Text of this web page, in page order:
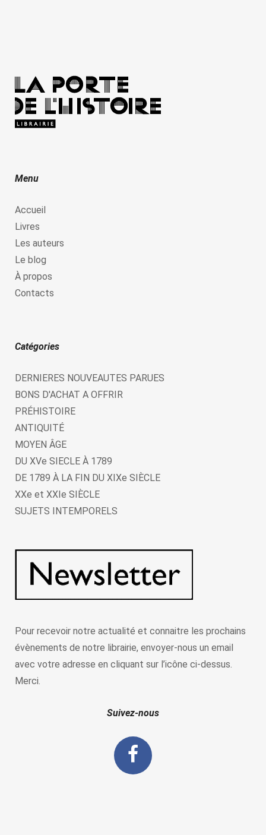
Menu
Accueil
Livres
Les auteurs
Le blog
À propos
Contacts
Catégories
DERNIERES NOUVEAUTES PARUES
BONS D'ACHAT A OFFRIR
PRÉHISTOIRE
ANTIQUITÉ
MOYEN ÂGE
DU XVe SIECLE À 1789
DE 1789 À LA FIN DU XIXe SIÈCLE
XXe et XXIe SIÈCLE
SUJETS INTEMPORELS
Pour recevoir notre actualité et connaitre les prochains
évènements de notre librairie, envoyer-nous un email
avec votre adresse en cliquant sur l’icône ci-dessus.
Merci.
Suivez-nous